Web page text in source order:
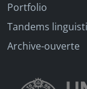
Portfolio
Tandems
Archive-ouverte